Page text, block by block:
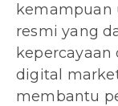
kemampuan
resmi yang
digital
membantu